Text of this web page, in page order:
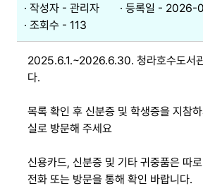
작성자 - 관리자
등록일 - 2026-
조회수 - 113
2025.6.1.~2026.6.30. 청라호수도서
다.
목록 확인 후 신분증 및 학생증을 지참
실로 방문해 주세요
신용카드, 신분증 및 기타 귀중품은 따
전화 또는 방문을 통해 확인 바랍니다.